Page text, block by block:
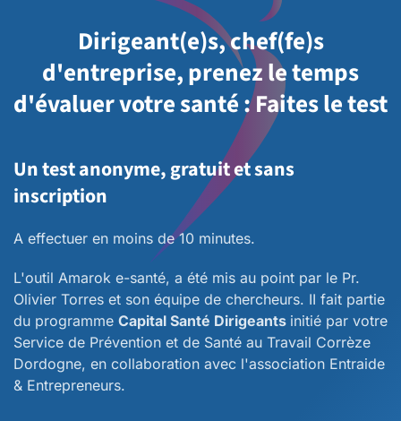
Dirigeant(e)s, chef(fe)s
d'entreprise, prenez le temps
d'évaluer votre santé : Faites le test
Un test anonyme, gratuit et sans
inscription
A effectuer en moins de 10 minutes.
L'outil Amarok e-santé, a été mis au point par le Pr.
Olivier Torres et son équipe de chercheurs. II fait partie
du programme Capital Santé Dirigeants initié par votre
Service de Prévention et de Santé au Travail Corrèze
Dordogne, en collaboration avec l'association Entraide
& Entrepreneurs.